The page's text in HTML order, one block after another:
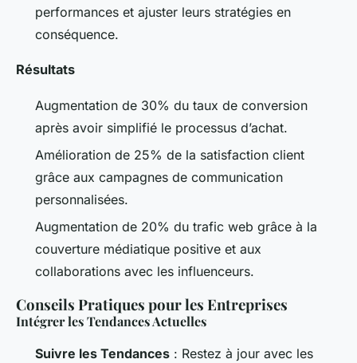
performances et ajuster leurs stratégies en
conséquence.
Résultats
Augmentation de 30% du taux de conversion
après avoir simplifié le processus d’achat.
Amélioration de 25% de la satisfaction client
grâce aux campagnes de communication
personnalisées.
Augmentation de 20% du trafic web grâce à la
couverture médiatique positive et aux
collaborations avec les influenceurs.
Conseils Pratiques pour les Entreprises
Intégrer les Tendances Actuelles
Suivre les Tendances : Restez à jour avec les